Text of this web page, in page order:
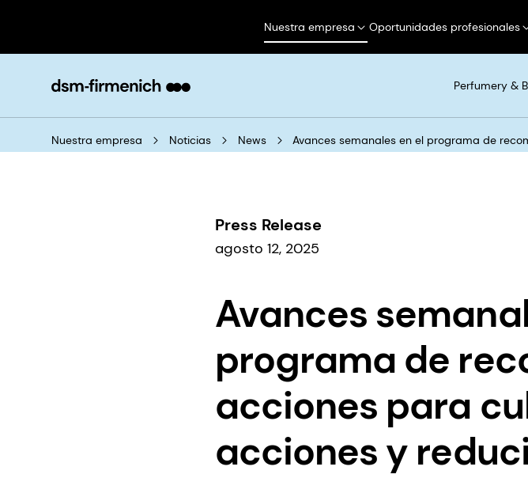
Nuestra empresa Oportunidades profesionales
Perfumery &
Nuestra empresa Noticias News Avances semanales en el programa de
Press Release
agosto 12, 2025
Avances
programa de
acciones para
acciones y